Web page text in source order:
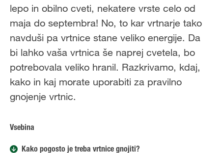
lepo in obilno cveti, nekatere vrste celo od
maja do septembra! No, to kar vrtnarje tako
navduši pa vrtnice stane veliko energije. Da
bi lahko vaša vrtnica še naprej cvetela, bo
potrebovala veliko hranil. Razkrivamo, kdaj,
kako in kaj morate uporabiti za pravilno
gnojenje vrtnic.
Vsebina
Kako pogosto je treba vrtnice gnojiti?